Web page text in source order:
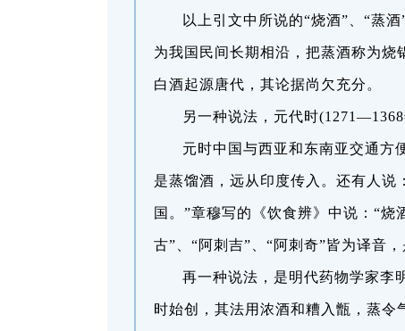
以上引文中所说的“烧酒”、“蒸
为我国民间长期相沿，把蒸酒称为
白酒起源唐代，其论据尚欠充分。
另一种说法，元代时(1271—1368
元时中国与西亚和东南亚交通方
是蒸馏酒，远从印度传入。还有人说
国。”章穆写的《饮食辨》中说：“烧
古”、“阿刺吉”、“阿刺奇”皆为译音
再一种说法，是明代药物学家李
时始创，其法用浓酒和糟入甑，蒸